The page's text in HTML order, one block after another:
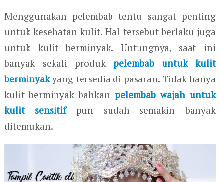
Menggunakan pelembab tentu sangat penting
untuk kesehatan kulit. Hal tersebut berlaku juga
untuk kulit berminyak. Untungnya, saat ini
banyak sekali produk pelembab untuk kulit
berminyakyang tersedia di pasaran. Tidak hanya
kulit berminyak bahkan pelembab wajah untuk
kulit sensitifpun sudah semakin banyak
ditemukan.